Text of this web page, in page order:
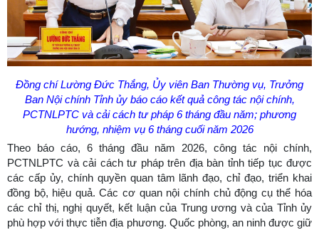
Đồng chí Lường Đức Thắng, Ủy viên Ban Thường vụ, Trưởng
Ban Nội chính Tỉnh ủy báo cáo kết quả công tác nội chính,
PCTNLPTC và cải cách tư pháp 6 tháng đầu năm; phương
hướng, nhiệm vụ 6 tháng cuối năm 2026
Theo báo cáo, 6 tháng đầu năm 2026, công tác nội chính,
PCTNLPTC và cải cách tư pháp trên địa bàn tỉnh tiếp tục được
các cấp ủy, chính quyền quan tâm lãnh đạo, chỉ đạo, triển khai
đồng bộ, hiệu quả. Các cơ quan nội chính chủ động cụ thể hóa
các chỉ thị, nghị quyết, kết luận của Trung ương và của Tỉnh ủy
phù hợp với thực tiễn địa phương. Quốc phòng, an ninh được giữ